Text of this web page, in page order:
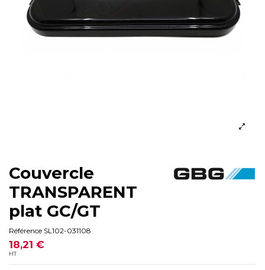
Couvercle
TRANSPARENT
plat GC/GT
Référence SL102-031108
18,21 €
HT